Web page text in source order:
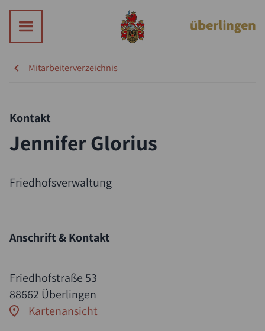
Mitarbeiterverzeichnis
Kontakt
Jennifer Glorius
Friedhofsverwaltung
Anschrift & Kontakt
Friedhofstraße 53
88662 Überlingen
Kartenansicht
Suche